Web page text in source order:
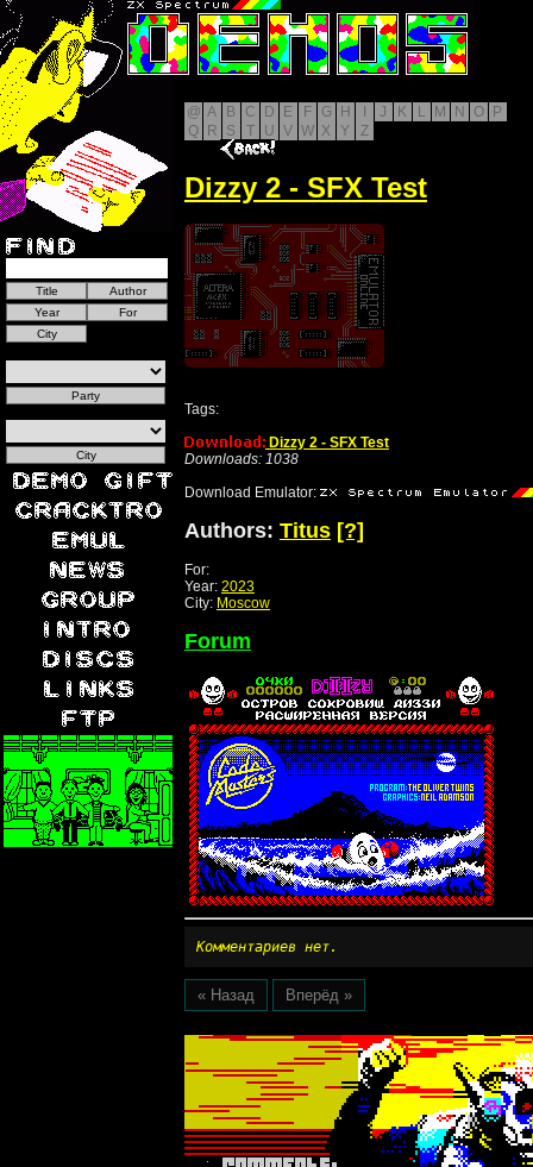
@ A B C D E F G H J K L M N O
P
Q
R S T U V W X Y Z
Dizzy 2 - SFX Test
Tags:
Dizzy 2 - SFX Test
Downloads: 1038
Download Emulator:
Authors: Titus [?]
For:
Year: 2023
City: Moscow
Forum
Комментариев нет.
« Назад Вперёд »